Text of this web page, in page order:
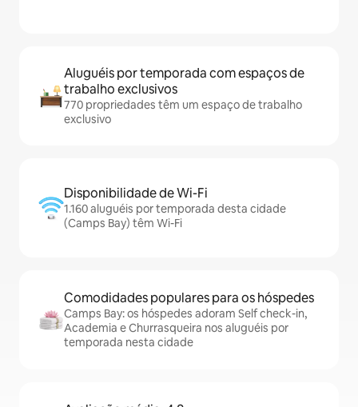
Aluguéis por temporada com espaços de
trabalho exclusivos
770 propriedades têm um espaço de trabalho
exclusivo
Disponibilidade de Wi-Fi
1.160 aluguéis por temporada desta cidade
(Camps Bay) têm Wi-Fi
Comodidades populares para os hóspedes
Camps Bay: os hóspedes adoram Self check-in,
Academia e Churrasqueira nos aluguéis por
temporada nesta cidade